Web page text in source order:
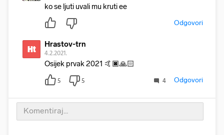
ko se ljuti uvali mu kruti ee
Odgovori
Ht Hrastov-trn
4.2.2021.
Osijek prvak 2021 🤙🏿🙏🏻
5 5 4 Odgovori